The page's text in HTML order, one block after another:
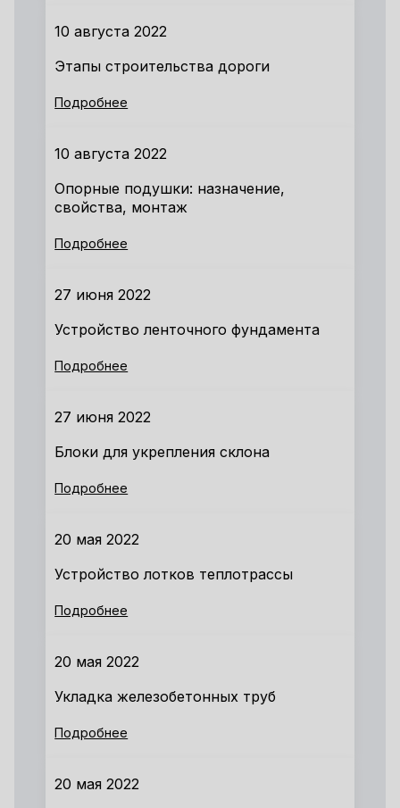
10 августа 2022
Этапы строительства дороги
Подробнее
10 августа 2022
Опорные подушки: назначение,
свойства, монтаж
Подробнее
27 июня 2022
Устройство ленточного фундамента
Подробнее
27 июня 2022
Блоки для укрепления склона
Подробнее
20 мая 2022
Устройство лотков теплотрассы
Подробнее
20 мая 2022
Укладка железобетонных труб
Подробнее
20 мая 2022